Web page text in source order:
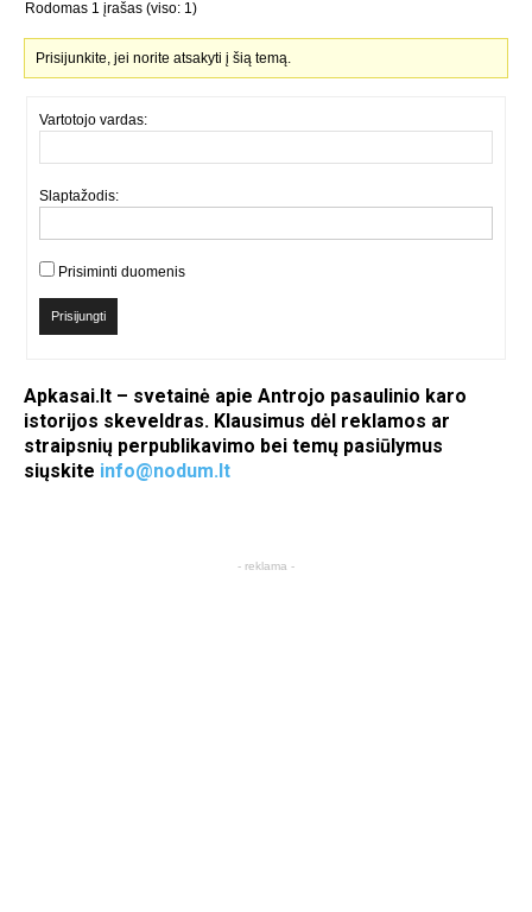
Rodomas 1 įrašas (viso: 1)
Prisijunkite, jei norite atsakyti į šią temą.
Vartotojo vardas:
Slaptažodis:
Prisiminti duomenis
Prisijungti
Apkasai.lt – svetainė apie Antrojo pasaulinio karo
istorijos skeveldras. Klausimus dėl reklamos ar
straipsnių perpublikavimo bei temų pasiūlymus
siųskite info@nodum.lt
- reklama -